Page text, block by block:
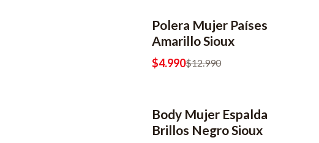
-62% OFF
2x6990
Polera Mujer Países
Amarillo Sioux
$4.990$12.990
-67% OFF
2x6990
Body Mujer Espalda
Brillos Negro Sioux